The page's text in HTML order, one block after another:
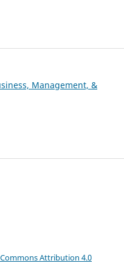
Management, &
Attribution 4.0